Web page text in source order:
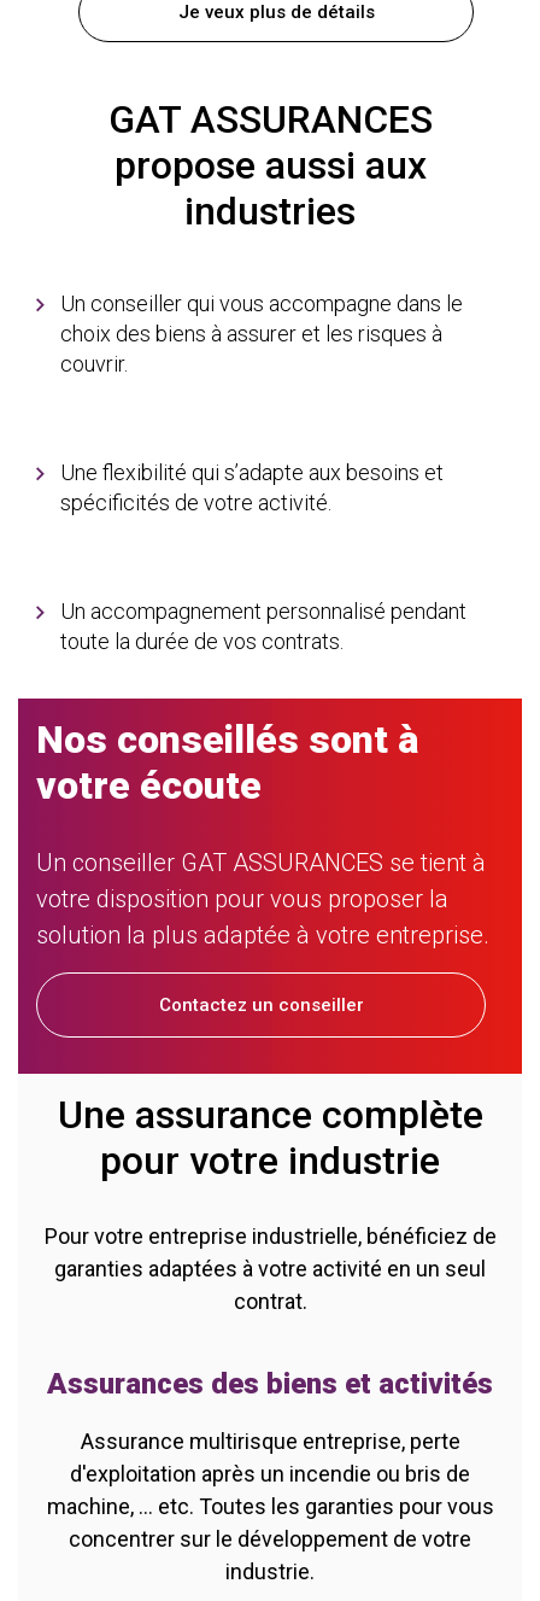
Je veux plus de détails
GAT ASSURANCES
propose aussi aux
industries
Un conseiller qui vous accompagne dans le
choix des biens à assurer et les risques à
couvrir.
Une flexibilité qui s’adapte aux besoins et
spécificités de votre activité.
Un accompagnement personnalisé pendant
toute la durée de vos contrats.
Nos conseillés sont à
votre écoute
Un conseiller GAT ASSURANCES se tient à
votre disposition pour vous proposer la
solution la plus adaptée à votre entreprise.
Contactez un conseiller
Une assurance complète
pour votre industrie
Pour votre entreprise industrielle, bénéficiez de
garanties adaptées à votre activité en un seul
contrat.
Assurances des biens et activités
Assurance multirisque entreprise, perte
d'exploitation après un incendie ou bris de
machine, ... etc. Toutes les garanties pour vous
concentrer sur le développement de votre
industrie.